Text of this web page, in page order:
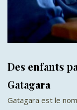
Des enfants
Gatagara
Gatagara est le